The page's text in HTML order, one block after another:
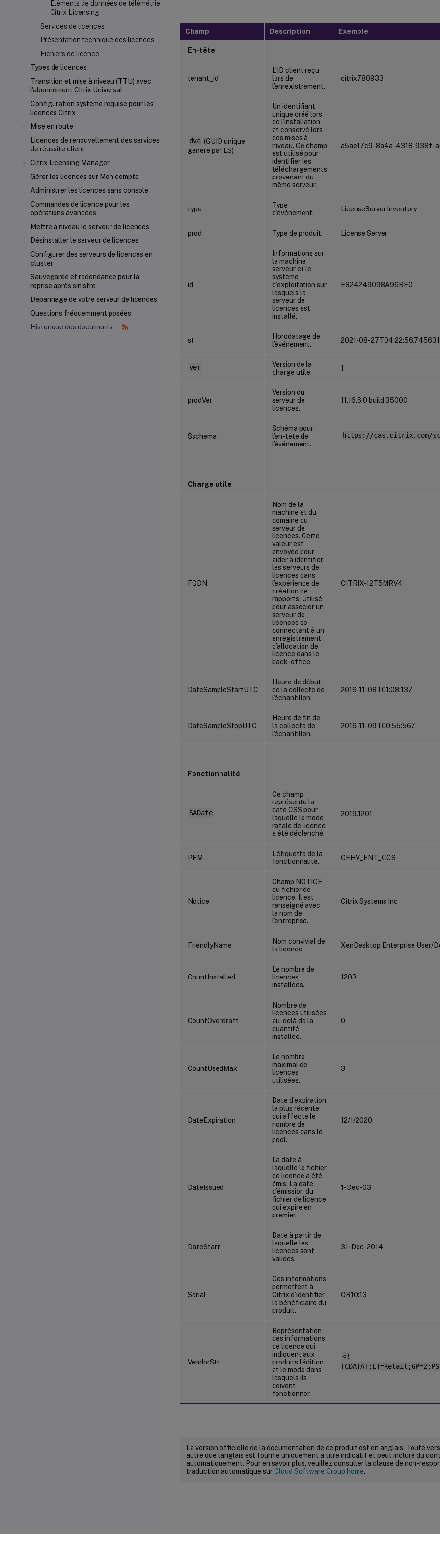
Éléments de données de télémétrie
Citrix Licensing
Services de licences
Présentation technique des licences
Fichiers de licence
Types de licences
Transition et mise à niveau (TTU) avec
l'abonnement Citrix Universal
Configuration système requise pour les
licences Citrix
Mise en route
Licences de renouvellement des services
de réussite client
Citrix Licensing Manager
Gérer les licences sur Mon compte
Administrer les licences sans console
Commandes de licence pour les
opérations avancées
Mettre à niveau le serveur de licences
Désinstaller le serveur de licences
Configurer des serveurs de licences en
cluster
Sauvegarde et redondance pour la
reprise après sinistre
Dépannage de votre serveur de licences
Questions fréquemment posées
Historique des documents
Champ Description Exemple
En-tête
tenant_id
L’ID client reçu
lors de
l’enregistrement.
citrix780933
dvc (GUID unique
généré par LS)
Un identifiant
unique créé lors
de l’installation
et conservé lors
des mises à
niveau. Ce champ
est utilisé pour
identifier les
téléchargements
provenant du
même serveur.
a5ae17c9-8a4a-4318-938f-
type
Type
d’événement.
LicenseServer.Inventory
prod Type de produit. License Server
id
Informations sur
la machine
serveur et le
système
d’exploitation sur
lesquels le
serveur de
licences est
installé.
E824249098A96BF0
st
Horodatage de
l’événement.
2021-08-
ver
Version de la
charge utile.
1
prodVer
Version du
serveur de
licences.
11.16.6.0 build 35000
$schema
Schéma pour
l’en-tête de
l’événement.
https://cas.citrix.com/
Charge utile
FQDN
Nom de la
machine et du
domaine du
serveur de
licences. Cette
valeur est
envoyée pour
aider à identifier
les serveurs de
licences dans
l’expérience de
création de
rapports. Utilisé
pour associer un
serveur de
licences se
connectant à un
enregistrement
d’allocation de
licence dans le
back-office.
CITRIX-12T5MRV4
DateSampleStartUTC
Heure de début
de la collecte de
l’échantillon.
2016-11-08T01:08:13Z
DateSampleStopUTC
Heure de fin de
la collecte de
l’échantillon.
2016-11-09T00:55:56Z
Fonctionnalité
SADate
Ce champ
représente la
date CSS pour
laquelle le mode
rafale de licence
a été déclenché.
2019.1201
PEM
L’étiquette de la
fonctionnalité.
CEHV_ENT_CCS
Notice
Champ NOTICE
du fichier de
licence. Il est
renseigné avec
le nom de
l’entreprise.
Citrix Systems Inc
FriendlyName
Nom convivial de
la licence
XenDesktop Enterprise User/
CountInstalled
Le nombre de
licences
installées.
1203
CountOverdraft
Nombre de
licences utilisées
au-delà de la
quantité
installée.
0
CountUsedMax
Le nombre
maximal de
licences
utilisées.
3
DateExpiration
Date d’expiration
la plus récente
qui affecte le
nombre de
licences dans le
pool.
12/1/2020.
DateIssued
La date à
laquelle le fichier
de licence a été
émis. La date
d’émission du
fichier de licence
qui expire en
premier.
1-Dec-03
DateStart
Date à partir de
laquelle les
licences sont
valides.
31-Dec-2014
Serial
Ces informations
permettent à
Citrix d’identifier
le bénéficiaire du
produit.
OR10:13
VendorStr
Représentation
des informations
de licence qui
indiquent aux
produits l’édition
et le mode dans
lesquels ils
doivent
fonctionner.
<!
La version officielle de la documentation de ce produit est en anglais. Toute
autre que l’anglais est fournie uniquement à titre indicatif et peut inclure du
automatiquement. Pour en savoir plus, veuillez consulter la clause de non-
traduction automatique surCloud Software Group home.